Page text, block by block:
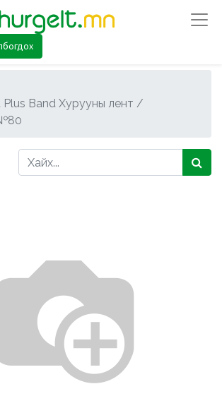
Plus Band Хурууны лент /